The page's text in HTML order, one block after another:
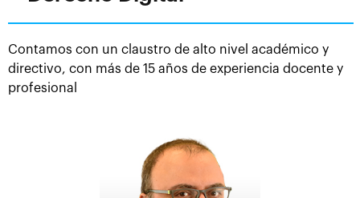
tecnologías la formación impartida cuenta con una
metodología innovadora, contando con herramientas
de aprendizajes actuales y ofreciendo flexibilidad de
alumnos puedan aunar vida personal, profesional y
Contamos con un claustro de alto nivel académico y
directivo, con más de 15 años de experiencia docente y
profesional